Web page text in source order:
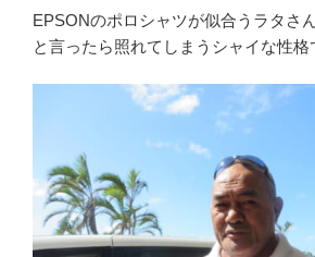
EPSONのポロシャツが似合うラタさ
と言ったら照れてしまうシャイな性格